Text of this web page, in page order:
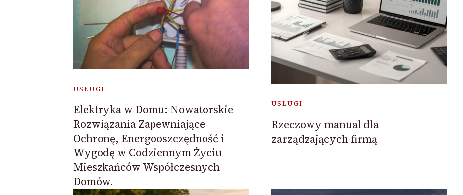
USŁUGI
Elektryka w Domu: Nowatorskie
Rozwiązania Zapewniające
Ochronę, Energooszczędność i
Wygodę w Codziennym Życiu
Mieszkańców Współczesnych
Domów.
USŁUGI
Rzeczowy manual dla
zarządzających firmą